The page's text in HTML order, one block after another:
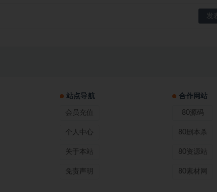
站点导航
会员充值
个人中心
关于本站
免责声明
合作网站
80源码
80剧本杀
80资源站
80素材网